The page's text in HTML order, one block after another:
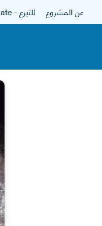
عن المشروع للتبرع - donate